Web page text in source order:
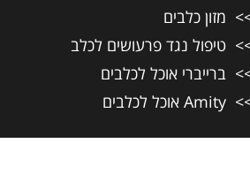
מזון כלבים
טיפול נגד פרעושים לכלב
ברייברי אוכל לכלבים
Amity אוכל לכלבים